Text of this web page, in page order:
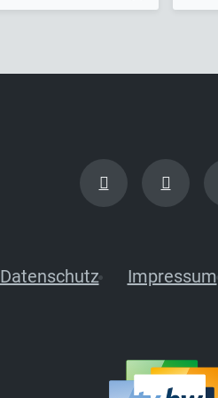
Datenschutz Impressum